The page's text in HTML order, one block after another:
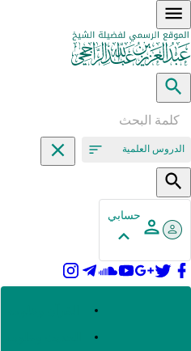
الدروس العلمية
حسابي